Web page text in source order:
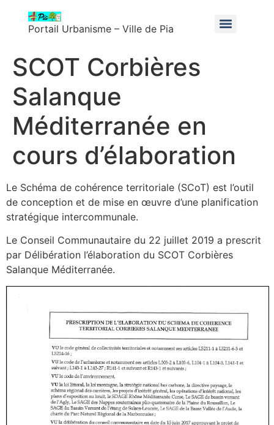
Portail Urbanisme – Ville de Pia
SCOT Corbières
Salanque
Méditerranée en
cours d’élaboration
Le Schéma de cohérence territoriale (SCoT) est l’outil
de conception et de mise en œuvre d’une planification
stratégique intercommunale.
Le Conseil Communautaire du 22 juillet 2019 a prescrit
par Délibération l’élaboration du SCOT Corbières
Salanque Méditerranée.